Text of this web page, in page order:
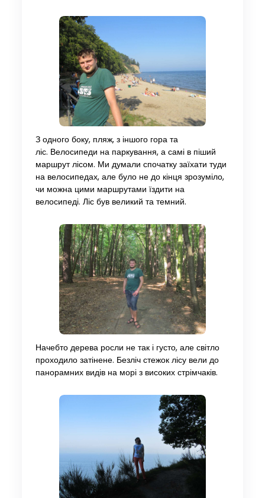
З одного боку, пляж, з іншого гора та
ліс. Велосипеди на паркування, а самі в піший
маршрут лісом. Ми думали спочатку заїхати туди
на велосипедах, але було не до кінця зрозуміло,
чи можна цими маршрутами їздити на
велосипеді. Ліс був великий та темний.
Начебто дерева росли не так і густо, але світло
проходило затінене. Безліч стежок лісу вели до
панорамних видів на морі з високих стрімчаків.